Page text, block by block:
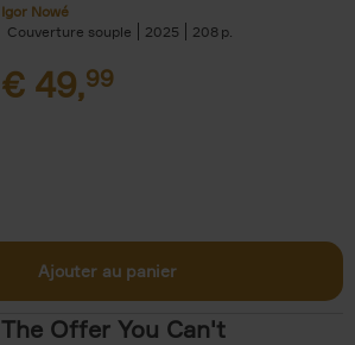
Igor Nowé
Couverture souple
2025 208
€ 49,99
Ajouter au panier
The Offer You Can't